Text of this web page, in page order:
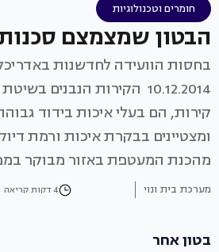
חומרים וטכנולוגיות
הבטון שמצמצם
בחסות הוועידה לחדשנות
10.12.2014 הקירות הנבנים
קירות, הם בעלי איכות בידוד
ומצטיינים בבקרת איכות ורמת
מהכנת המעטפת באזור מבוקר
מערכת בית ונוי 4 דקות קריאה
בטון אחר